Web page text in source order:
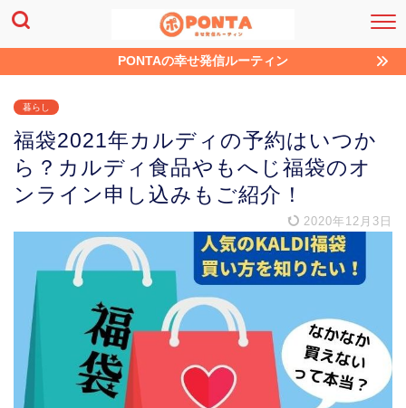
PONTAの幸せ発信ルーティン
暮らし
福袋2021年カルディの予約はいつか
ら？カルディ食品やもへじ福袋のオ
ンライン申し込みもご紹介！
2020年12月3日